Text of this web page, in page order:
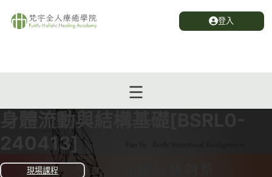
登入
身體流動與結構基礎[BSRL0-
240413]
現場課程